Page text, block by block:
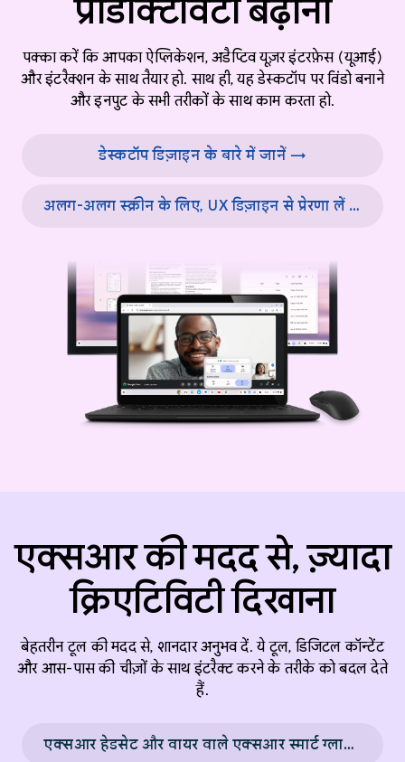
प्रॉडक्टिविटी बढ़ाना
पक्का करें कि आपका ऐप्लिकेशन, अडैप्टिव यूज़र इंटरफ़ेस (यूआई)
और इंटरैक्शन के साथ तैयार हो. साथ ही, यह डेस्कटॉप पर विंडो बनाने
और इनपुट के सभी तरीकों के साथ काम करता हो.
डेस्कटॉप डिज़ाइन के बारे में जानें →
अलग-अलग स्क्रीन के लिए, UX डिज़ाइन से प्रेरणा लें →
एक्सआर की मदद से, ज़्यादा
क्रिएटिविटी दिखाना
बेहतरीन टूल की मदद से, शानदार अनुभव दें. ये टूल, डिजिटल कॉन्टेंट
और आस-पास की चीज़ों के साथ इंटरैक्ट करने के तरीके को बदल देते
हैं.
एक्सआर हेडसेट और वायर वाले एक्सआर स्मार्ट ग्लास के लिए डिज़ाइन करना →